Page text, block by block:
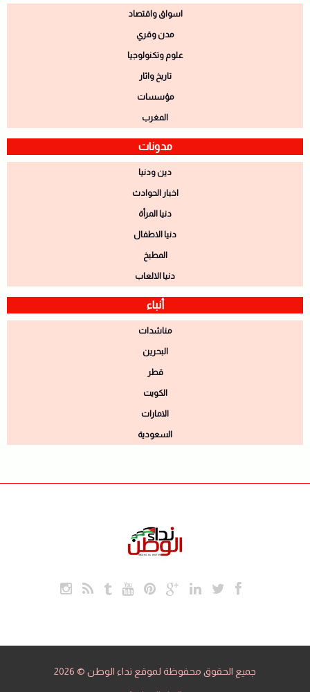
اسواق واقتصاد
مدن وقري
علوم وتكنولوجيا
تاريخ واثار
مؤسسات
المغرب
مدونات
دين ودنيا
اخبار الحوادث
دنيا المرأة
دنيا الاطفال
المطبخ
دنيا الالعاب
أنباء
مناشدات
البحرين
قطر
الكويت
الامارات
السعودية
جميع الحقوق محفوظة لموقع نداء الوطن © 2026